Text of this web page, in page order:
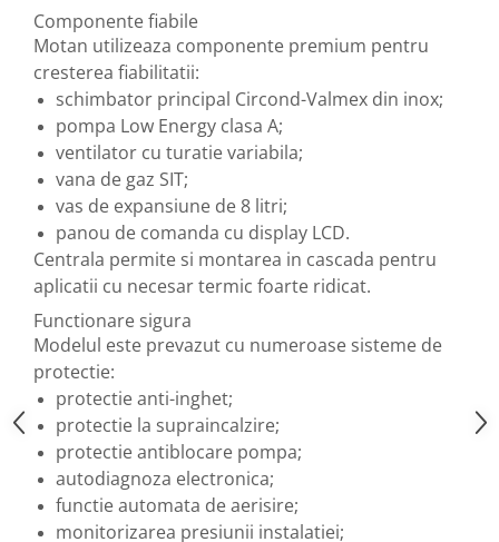
Componente fiabile
Motan utilizeaza componente premium pentru
cresterea fiabilitatii:
schimbator principal Circond-Valmex din inox;
pompa Low Energy clasa A;
ventilator cu turatie variabila;
vana de gaz SIT;
vas de expansiune de 8 litri;
panou de comanda cu display LCD.
Centrala permite si montarea in cascada pentru
aplicatii cu necesar termic foarte ridicat.
Functionare sigura
Modelul este prevazut cu numeroase sisteme de
protectie:
protectie anti-inghet;
protectie la supraincalzire;
protectie antiblocare pompa;
autodiagnoza electronica;
functie automata de aerisire;
monitorizarea presiunii instalatiei;